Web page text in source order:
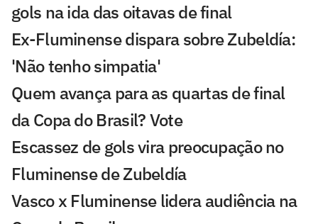
gols na ida das oitavas de final
Ex-Fluminense dispara sobre Zubeldía:
'Não tenho simpatia'
Quem avança para as quartas de final
da Copa do Brasil? Vote
Escassez de gols vira preocupação no
Fluminense de Zubeldía
Vasco x Fluminense lidera audiência na